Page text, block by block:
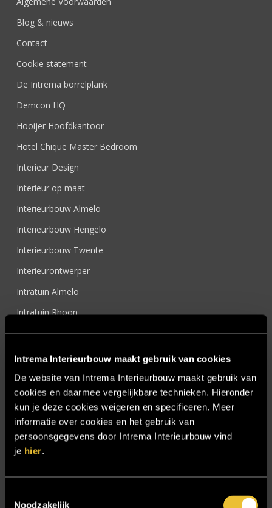
Intrema Interieurbouw maakt gebruik van cookies
De website van Intrema Interieurbouw maakt gebruik van
cookies en daarmee vergelijkbare technieken. Hieronder
kun je deze cookies weigeren en specificeren. Meer
informatie over cookies en het gebruik van
persoonsgegevens door Intrema Interieurbouw vind
je hier.
Noodzakelijk
Blog & nieuws
Contact
Cookie statement
De Intrema borrelplank
Demcon HQ
Hooijer Hoofdkantoor
Hotel Chique Master Bedroom
Interieur Design
Interieur op maat
Interieurbouw Almelo
Interieurbouw Hengelo
Interieurbouw Twente
Interieurontwerper
Intratuin Almelo
Intratuin Rhoon
Keukens
Nieuwsbrief
Onze werkwijze
Over ons
Particulier
Particulier project: Harmonieuze woonvilla
Particulier project: Luxueus Appartement
Particulier project: Luxueuze elegantie
Particulier project: Moderne Woonvilla